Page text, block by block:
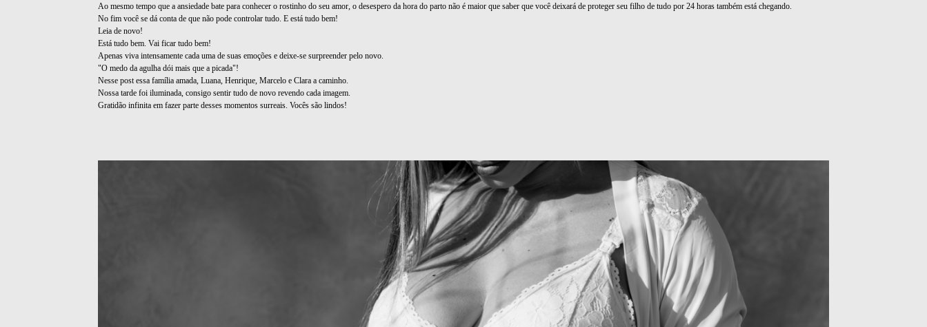
Ao mesmo tempo que a ansiedade bate para conhecer o rostinho do seu amor, o desespero da hora do parto não é maior que saber que você deixará de proteger seu filho de tudo por 24 horas também está chegando.
No fim você se dá conta de que não pode controlar tudo. E está tudo bem!
Leia de novo!
Está tudo bem. Vai ficar tudo bem!
Apenas viva intensamente cada uma de suas emoções e deixe-se surpreender pelo novo.
"O medo da agulha dói mais que a picada"!
Nesse post essa família amada, Luana, Henrique, Marcelo e Clara a caminho.
Nossa tarde foi iluminada, consigo sentir tudo de novo revendo cada imagem.
Gratidão infinita em fazer parte desses momentos surreais. Vocês são lindos!